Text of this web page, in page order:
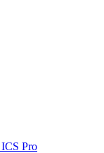
Pro